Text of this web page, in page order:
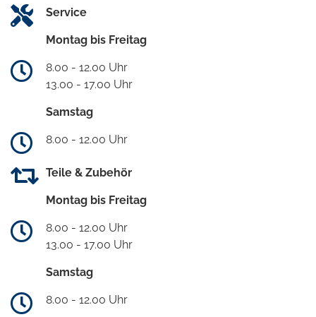
Service
Montag bis Freitag
8.00 - 12.00 Uhr
13.00 - 17.00 Uhr
Samstag
8.00 - 12.00 Uhr
Teile & Zubehör
Montag bis Freitag
8.00 - 12.00 Uhr
13.00 - 17.00 Uhr
Samstag
8.00 - 12.00 Uhr